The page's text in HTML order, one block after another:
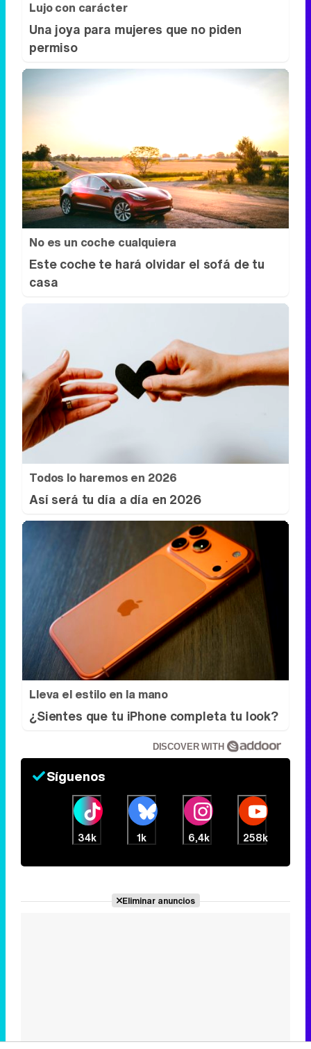
No es un coche cualquiera
Este coche te hará olvidar el sofá de tu
casa
Todos lo haremos en 2026
Así será tu día a día en 2026
Lleva el estilo en la mano
¿Sientes que tu iPhone completa tu look?
DISCOVER WITH
Síguenos
6,4k 258k
Eliminar anuncios